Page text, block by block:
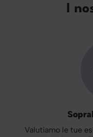
I
Valutiamo le tue